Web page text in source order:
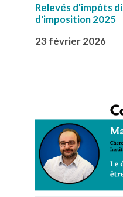
Relevés d'impôts
d'imposition 2025
23 février 2026